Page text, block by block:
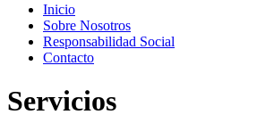
Inicio
Sobre Nosotros
Responsabilidad Social
Contacto
Servicios